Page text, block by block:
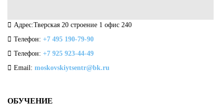
Адрес:Тверская 20 строение 1 офис 240
Телефон: +7 495 190-79-90
Телефон: +7 925 923-44-49
Email: moskovskiytsentr@bk.ru
ОБУЧЕНИЕ